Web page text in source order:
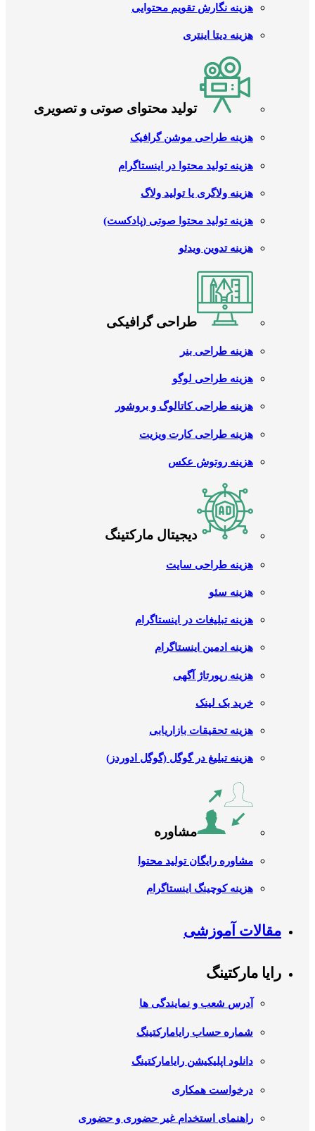
هزینه نگارش تقویم محتوایی
هزینه دیتا اینتری
تولید محتوای صوتی و تصویری
هزینه طراحی موشن گرافیک
هزینه تولید محتوا در اینستاگرام
هزینه ولاگری یا تولید ولاگ
هزینه تولید محتوا صوتی (پادکست)
هزینه تدوین ویدئو
طراحی گرافیکی
هزینه طراحی بنر
هزینه طراحی لوگو
هزینه طراحی کاتالوگ و بروشور
هزینه طراحی کارت ویزیت
هزینه روتوش عکس
دیجیتال مارکتینگ
هزینه طراحی سایت
هزینه سئو
هزینه تبلیغات در اینستاگرام
هزینه ادمین اینستاگرام
هزینه رپورتاژ آگهی
خرید بک لینک
هزینه تحقیقات بازاریابی
هزینه تبلیغ در گوگل (گوگل ادوردز)
مشاوره
مشاوره رایگان تولید محتوا
هزینه کوچینگ اینستاگرام
مقالات آموزشی
رایا مارکتینگ
آدرس شعب و نمایندگی ها
شماره حساب رایامارکتینگ
دانلود اپلیکیشن رایامارکتینگ
درخواست همکاری
راهنمای استخدام غیر حضوری و حضوری